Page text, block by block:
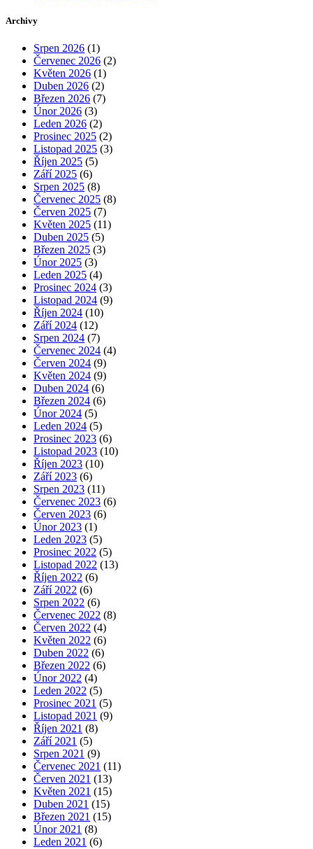
Archivy
Srpen 2026 (1)
Červenec 2026 (2)
Květen 2026 (1)
Duben 2026 (2)
Březen 2026 (7)
Únor 2026 (3)
Leden 2026 (2)
Prosinec 2025 (2)
Listopad 2025 (3)
Říjen 2025 (5)
Září 2025 (6)
Srpen 2025 (8)
Červenec 2025 (8)
Červen 2025 (7)
Květen 2025 (11)
Duben 2025 (5)
Březen 2025 (3)
Únor 2025 (3)
Leden 2025 (4)
Prosinec 2024 (3)
Listopad 2024 (9)
Říjen 2024 (10)
Září 2024 (12)
Srpen 2024 (7)
Červenec 2024 (4)
Červen 2024 (9)
Květen 2024 (9)
Duben 2024 (6)
Březen 2024 (6)
Únor 2024 (5)
Leden 2024 (5)
Prosinec 2023 (6)
Listopad 2023 (10)
Říjen 2023 (10)
Září 2023 (6)
Srpen 2023 (11)
Červenec 2023 (6)
Červen 2023 (6)
Únor 2023 (1)
Leden 2023 (5)
Prosinec 2022 (5)
Listopad 2022 (13)
Říjen 2022 (6)
Září 2022 (6)
Srpen 2022 (6)
Červenec 2022 (8)
Červen 2022 (4)
Květen 2022 (6)
Duben 2022 (6)
Březen 2022 (6)
Únor 2022 (4)
Leden 2022 (5)
Prosinec 2021 (5)
Listopad 2021 (9)
Říjen 2021 (8)
Září 2021 (5)
Srpen 2021 (9)
Červenec 2021 (11)
Červen 2021 (13)
Květen 2021 (15)
Duben 2021 (15)
Březen 2021 (15)
Únor 2021 (8)
Leden 2021 (6)